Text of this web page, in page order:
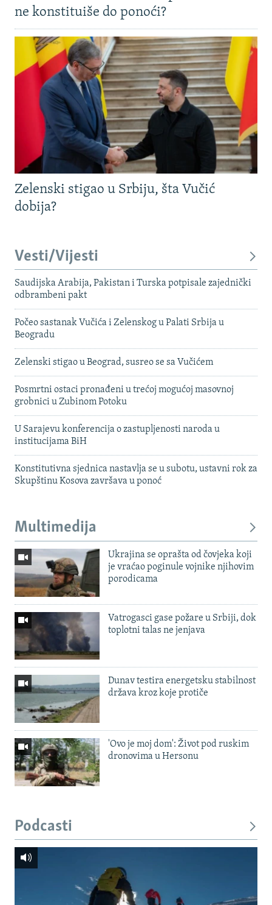
ne konstituiše do ponoći?
Zelenski stigao u Srbiju, šta Vučić
dobija?
Vesti/Vijesti
Saudijska Arabija, Pakistan i Turska potpisale zajednički
odbrambeni pakt
Počeo sastanak Vučića i Zelenskog u Palati Srbija u
Beogradu
Zelenski stigao u Beograd, susreo se sa Vučićem
Posmrtni ostaci pronađeni u trećoj mogućoj masovnoj
grobnici u Zubinom Potoku
U Sarajevu konferencija o zastupljenosti naroda u
institucijama BiH
Konstitutivna sjednica nastavlja se u subotu, ustavni rok za
Skupštinu Kosova završava u ponoć
Multimedija
Ukrajina se oprašta od čovjeka koji
je vraćao poginule vojnike njihovim
porodicama
Vatrogasci gase požare u Srbiji, dok
toplotni talas ne jenjava
Dunav testira energetsku stabilnost
država kroz koje protiče
'Ovo je moj dom': Život pod ruskim
dronovima u Hersonu
Podcasti